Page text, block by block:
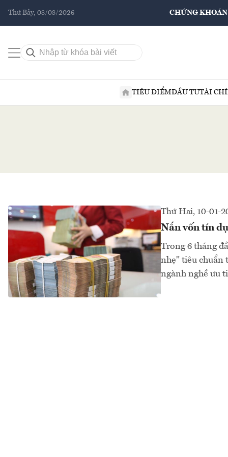
Thứ Bảy, 08/08/2026 CHỨNG KHOÁN
TIÊU ĐIỂMĐẦU TƯTÀI
Thứ Hai, 10-01-
Nắn vốn tín
Trong 6 tháng
nhẹ" tiêu chuẩn
ngành nghề ưu